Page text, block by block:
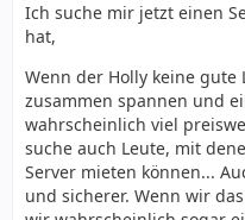
Ich suche mir jetzt einen
hat,
Wenn der Holly keine
zusammen spannen und
wahrscheinlich viel
suche auch Leute, mit
Server mieten können...
und sicherer. Wenn wir